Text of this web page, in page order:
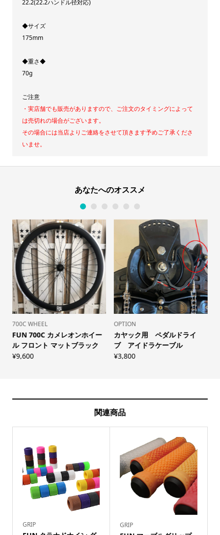
22.2(22.2ハンドル径対応)
◆サイズ
175mm
◆重さ◆
70g
ご注意
・実店舗でも販売がありますので、ご注文のタイミングによって
は売切れの場合がございます。
その場合には当店よりご連絡をさせて頂きます予めご了承くださ
いませ。
あなたへのオススメ
700C WHEEL
FUN 700C カメレオンホイー
ル フロント マットブラック
¥9,600
OPTION
カヤック用 ペダルドライ
ブ アイドラケーブル
¥3,800
1 2 3 4 5 6
関連商品
GRIP GRIP